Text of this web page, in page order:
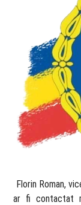
Florin Roman,
ar fi contactat